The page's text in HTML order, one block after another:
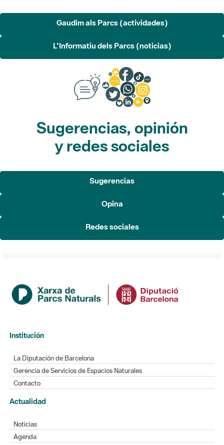
Gaudim als Parcs (actividades)
L'Informatiu dels Parcs (noticias)
Sugerencias, opinión
y redes sociales
Sugerencias
Opina
Redes sociales
Institución
La Diputación de Barcelona
Gerencia de Servicios de Espacios Naturales
Contacto
Actualidad
Noticias
Agenda